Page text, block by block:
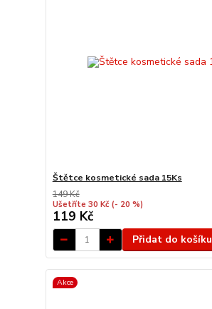
Štětce kosmetické sada 15Ks
149 Kč
Ušetříte 30 Kč (- 20 %)
119 Kč
Přidat do košíku
Akce